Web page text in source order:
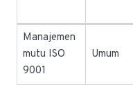
Manajemen
mutu ISO
9001
Umum